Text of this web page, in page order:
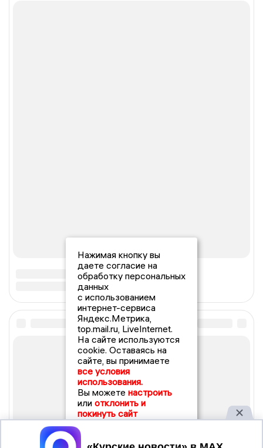
Нажимая кнопку вы
даете согласие на
обработку персональных
данных
с использованием
интернет-сервиса
Яндекс.Метрика,
top.mail.ru, LiveInternet.
На сайте используются
cookie. Оставаясь на
сайте, вы принимаете
все условия
использования.
Вы можете настроить
или отклонить и
покинуть сайт
Принять